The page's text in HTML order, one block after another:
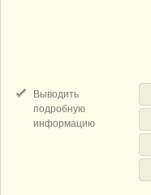
Выводить
подробную
информацию